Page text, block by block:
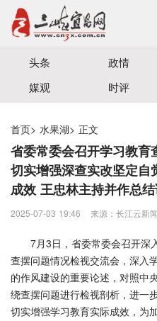
宜昌三峡融媒体中心主办
头条 政情
媒观
时评
首页> 水果湖> 正文
省委常委会召开学习教
切实增强深查实改坚定
成效 王忠林主持并作总
2025-07-03 19:46 来源：长江云新闻
7月3日，省委常委会召开深
查摆问题情况检视交流会，深入
的作风建设的重要论述，对照中
绕查摆问题进行检视剖析，进一
切实增强学习教育实际成效，为